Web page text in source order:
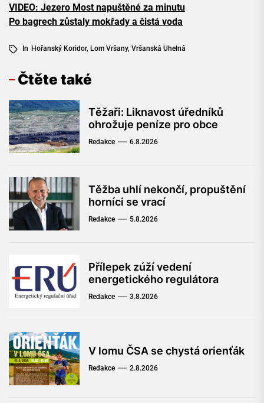
VIDEO: Jezero Most napuštěné za minutu
Po bagrech zůstaly mokřady a čistá voda
In Hořanský Koridor, Lom Vršany, Vršanská Uhelná
Čtěte také
Těžaři: Liknavost úředníků
ohrožuje peníze pro obce
Redakce 6.8.2026
Těžba uhlí nekončí, propuštění
horníci se vrací
Redakce 5.8.2026
Přílepek zúží vedení
energetického regulátora
Redakce 3.8.2026
V lomu ČSA se chystá orienťák
Redakce 2.8.2026